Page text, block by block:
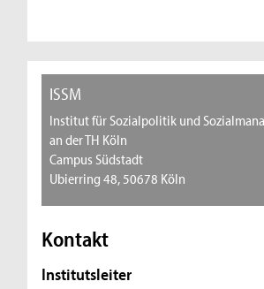
ISSM
Institut für Sozialpolitik und
an der TH Köln
Campus Südstadt
Ubierring 48, 50678 Köln
Kontakt
Institutsleiter